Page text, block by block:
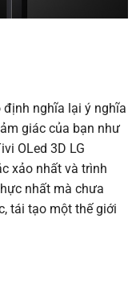
định nghĩa lại ý nghĩa
giác của bạn như
OLed 3D LG
xảo nhất và trình
nhất mà chưa
tái tạo một thế giới